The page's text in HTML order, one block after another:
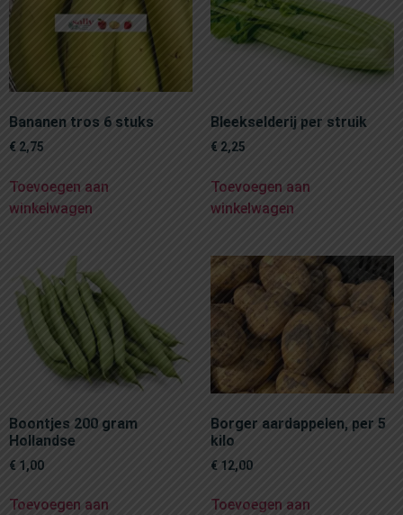
Bananen tros 6 stuks
€ 2,75
Toevoegen aan
winkelwagen
Bleekselderij per struik
€ 2,25
Toevoegen aan
winkelwagen
Boontjes 200 gram
Hollandse
€ 1,00
Toevoegen aan
Borger aardappelen, per 5
kilo
€ 12,00
Toevoegen aan